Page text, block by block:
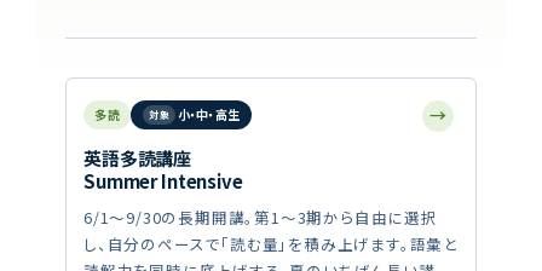
→
多読 小・中・高生
英語多読講座
Summer Intensive
6/1〜9/30の長期開講。第1〜3期から自由に選択
し、自分のペースで「読む量」を積み上げます。語彙と